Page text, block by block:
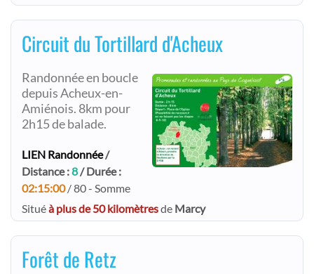
Circuit du Tortillard d'Acheux
Randonnée en boucle
depuis Acheux-en-
Amiénois. 8km pour
2h15 de balade.
LIEN Randonnée/
Distance :8/ Durée :
02:15:00/ 80 - Somme
Situéà plus de 50 kilomètresde Marcy
Forêt de Retz